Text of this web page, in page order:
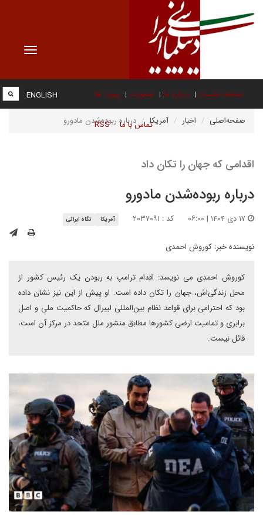
Toggle
صفحه نخست درباره ما عضویت پیوند ها
تماس با ما RSS
ENGLISH
صفحه‌اصلی اخبار آمریکا درباره ربوده‌شدن مادورو
اقدامی که جهان را تکان داد
درباره ربوده‌شدن مادورو
کد : ۲۰۳۷۰۹۱ آمریکا نگاه ایرانی
نویسنده خبر: کوروش احمدی
کوروش احمدی می نویسد: اقدام ترامپ به ربودن یک رئیس کشور از
محل زندگی‌اش، جهان را تکان داده‌ است. او پیش از این نیز نشان داده‌
بود که احترامی برای قواعد نظام بین‌المللی لیبرال که حاکمیت ملی و اصل
برابری و تمامیت ارضی کشورها مطابق منشور ملل متحد در مرکز آن است،
قائل نیست.